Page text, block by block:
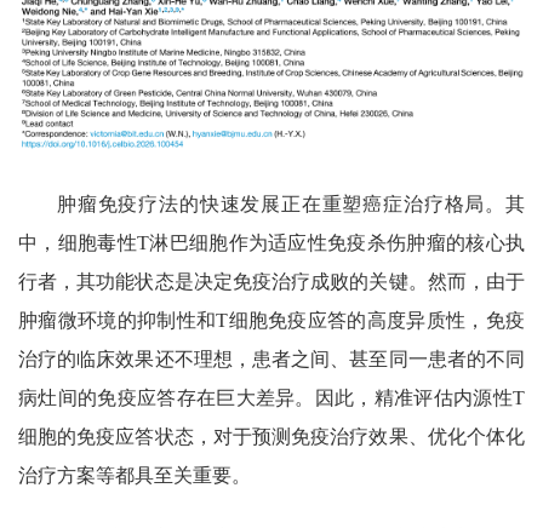
肿瘤免疫疗法的快速发展正在重塑癌症治疗格局。其
中，细胞毒性T淋巴细胞作为适应性免疫杀伤肿瘤的核心执
行者，其功能状态是决定免疫治疗成败的关键。然而，由于
肿瘤微环境的抑制性和T细胞免疫应答的高度异质性，免疫
治疗的临床效果还不理想，患者之间、甚至同一患者的不同
病灶间的免疫应答存在巨大差异。因此，精准评估内源性T
细胞的免疫应答状态，对于预测免疫治疗效果、优化个体化
治疗方案等都具至关重要。